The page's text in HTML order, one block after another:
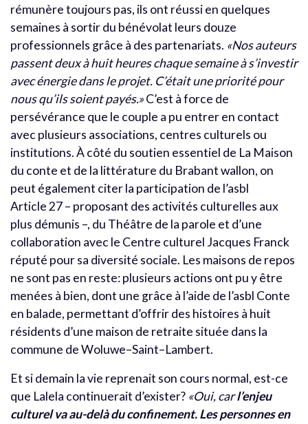
rémunère toujours pas, ils ont réussi en quelques
semaines à sortir du bénévolat leurs douze
professionnels grâce à des partenariats. «Nos auteurs
passent deux à huit heures chaque semaine à s’investir
avec énergie dans le projet. C’était une priorité pour
nous qu’ils soient payés.»C’est à force de
persévérance que le couple a pu entrer en contact
avec plusieurs associations, centres culturels ou
institutions. À côté du soutien essentiel de La Maison
du conte et de la littérature du Brabant wallon, on
peut également citer la participation de l’asbl
Article 27 – proposant des activités culturelles aux
plus démunis –, du Théâtre de la parole et d’une
collaboration avec le Centre culturel Jacques Franck
réputé pour sa diversité sociale. Les maisons de repos
ne sont pas en reste: plusieurs actions ont pu y être
menées à bien, dont une grâce à l’aide de l’asbl Conte
en balade, permettant d’offrir des histoires à huit
résidents d’une maison de retraite située dans la
commune de Woluwe–Saint–Lambert.
Et si demain la vie reprenait son cours normal, est-ce
que Lalela continuerait d’exister? «Oui, carl’enjeu
culturel va au-delà du confinement. Les personnes en